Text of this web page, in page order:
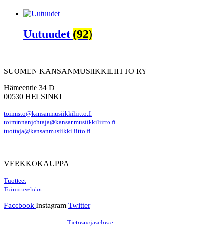
Uutuudet (92)
SUOMEN KANSANMUSIIKKILIITTO RY
Hämeentie 34 D
00530 HELSINKI
toimisto@kansanmusiikkiliitto.fi
toiminnanjohtaja@kansanmusiikkiliitto.fi
tuottaja@kansanmusiikkiliitto.fi
VERKKOKAUPPA
Tuotteet
Toimitusehdot
Facebook Instagram Twitter
Tietosuojaseloste